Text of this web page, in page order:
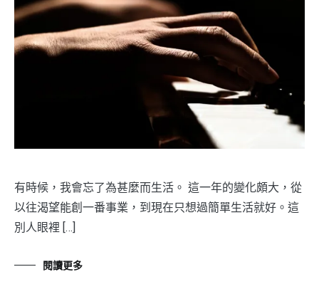
有時候，我會忘了為甚麼而生活。 這一年的變化頗大，從
以往渴望能創一番事業，到現在只想過簡單生活就好。這
別人眼裡 […]
閱讀更多